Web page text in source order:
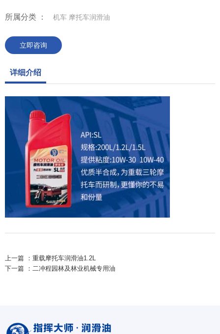
所属分类 ： 机车 摩托车润滑油
立即咨询
详细介绍
上一篇 ： 重载摩托车润滑油1.2L
下一篇 ： 二冲程园林及林业机械专用油